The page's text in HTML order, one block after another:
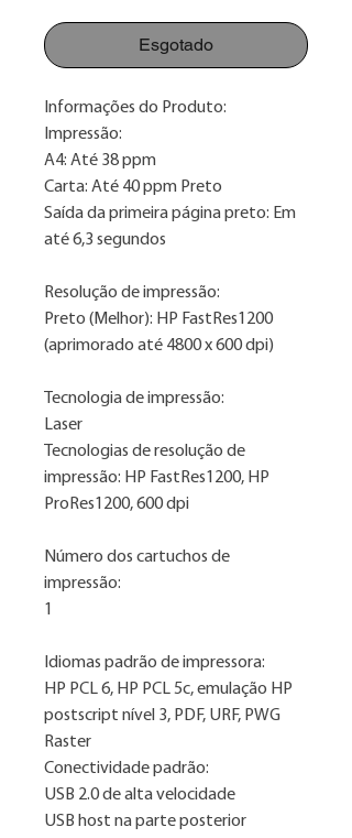
Esgotado
Informações do Produto:
Impressão:
A4: Até 38 ppm
Carta: Até 40 ppm Preto
Saída da primeira página preto: Em
até 6,3 segundos
Resolução de impressão:
Preto (Melhor): HP FastRes1200
(aprimorado até 4800 x 600 dpi)
Tecnologia de impressão:
Laser
Tecnologias de resolução de
impressão: HP FastRes1200, HP
ProRes1200, 600 dpi
Número dos cartuchos de
impressão:
1
Idiomas padrão de impressora:
HP PCL 6, HP PCL 5c, emulação HP
postscript nível 3, PDF, URF, PWG
Raster
Conectividade padrão:
USB 2.0 de alta velocidade
USB host na parte posterior